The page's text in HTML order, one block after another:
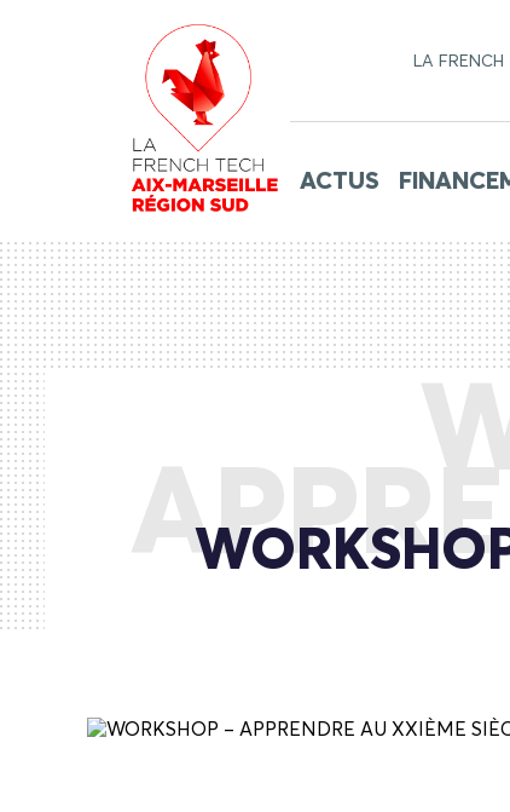
LA FRENCH
ACTUS